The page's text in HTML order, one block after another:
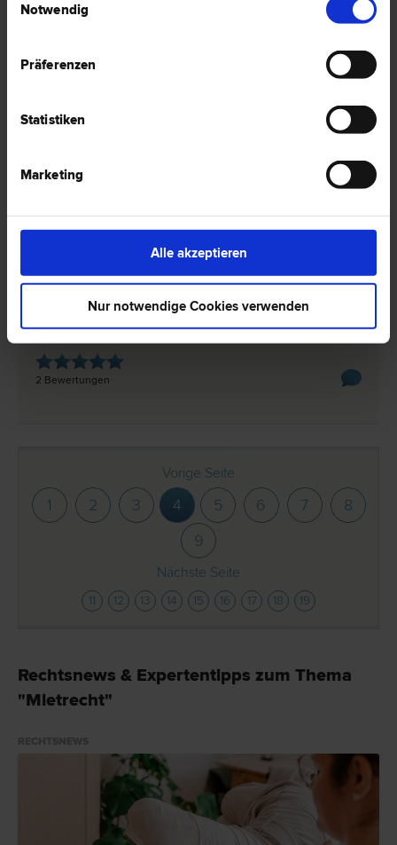
Notwendig
Präferenzen
Statistiken
Marketing
Alle akzeptieren
Nur notwendige Cookies verwenden
Familien­recht | Erb­recht | Liegenschafts- und Immobilien­recht |
Miet­recht | Wohnungseigentums­recht | Scheidungs­recht
Spiegelgasse 19
2 Bewertungen
Dr. Thomas KRANKL
Verkehrs­recht | Scheidungs­recht
1080 Wien
Lerchenfelder Straße 120/28
2 Bewertungen
Vorige Seite
1 2 3 4 5 6 7
8
9
Nächste Seite
11 12 13 14 15 16 17 18 19
Rechtsnews & Expertentipps zum Thema
"Mietrecht"